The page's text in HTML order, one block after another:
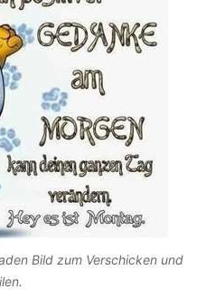
Bild zum Verschicken und